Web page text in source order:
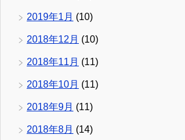
2019年1月 (10)
2018年12月 (10)
2018年11月 (11)
2018年10月 (11)
2018年9月 (11)
2018年8月 (14)